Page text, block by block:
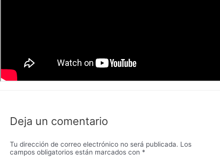
Deja un comentario
Tu dirección de correo electrónico no será publicada. Los
campos obligatorios están marcados con *